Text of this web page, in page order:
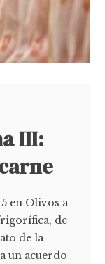
III:
en Olivos a
de
de la
un acuerdo